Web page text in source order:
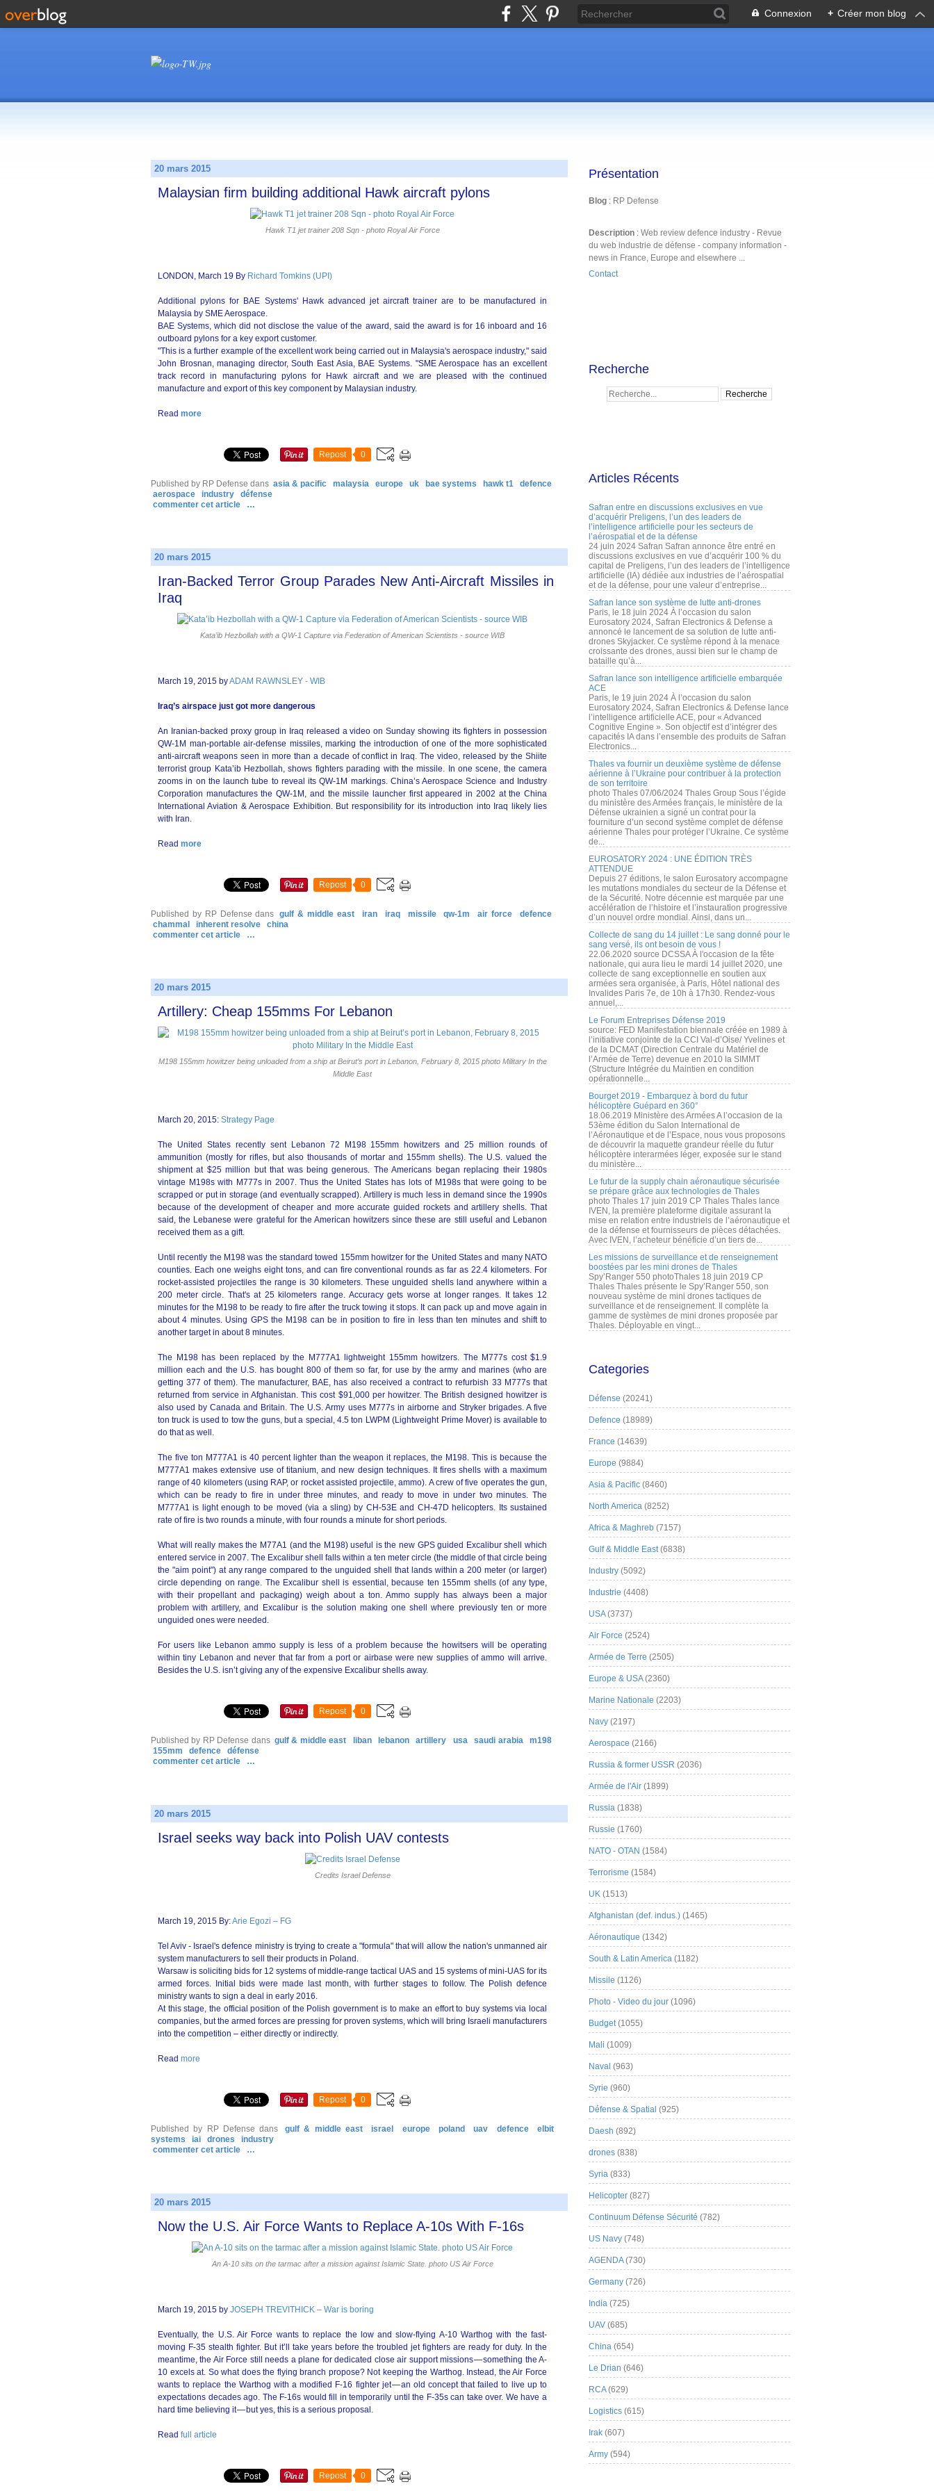
Connexion + Créer mon blog
20 mars 2015
Malaysian firm building additional Hawk aircraft pylons
Hawk T1 jet trainer 208 Sqn - photo Royal Air Force
LONDON, March 19 By Richard Tomkins (UPI)
Additional pylons for BAE Systems' Hawk advanced jet aircraft trainer are to be manufactured in
Malaysia by SME Aerospace.
BAE Systems, which did not disclose the value of the award, said the award is for 16 inboard and 16
outboard pylons for a key export customer.
"This is a further example of the excellent work being carried out in Malaysia's aerospace industry," said
John Brosnan, managing director, South East Asia, BAE Systems. "SME Aerospace has an excellent
track record in manufacturing pylons for Hawk aircraft and we are pleased with the continued
manufacture and export of this key component by Malaysian industry.
Read more
Repost 0
Published by RP Defense dans asia & pacific malaysia europe uk bae systems hawk t1
defence
aerospace
industry
défense
commenter cet article
…
20 mars 2015
Iran-Backed Terror Group Parades New Anti-Aircraft Missiles in
Iraq
Kata’ib Hezbollah with a QW-1 Capture via Federation of American Scientists - source WIB
March 19, 2015 byADAM RAWNSLEY - WIB
Iraq’s airspace just got more dangerous
An Iranian-backed proxy group in Iraq released a video on Sunday showing its fighters in possession
QW-1M man-portable air-defense missiles, marking the introduction of one of the more sophisticated
anti-aircraft weapons seen in more than a decade of conflict in Iraq. The video, released by the Shiite
terrorist group Kata’ib Hezbollah, shows fighters parading with the missile. In one scene, the camera
zooms in on the launch tube to reveal its QW-1M markings. China’s Aerospace Science and Industry
Corporation manufactures the QW-1M, and the missile launcher first appeared in 2002 at the China
International Aviation & Aerospace Exhibition. But responsibility for its introduction into Iraq likely lies
with Iran.
Read more
Repost 0
Published by RP Defense dans gulf & middle east iran iraq missile qw-1m air force
defence
chammal
inherent resolve
china
commenter cet article
…
20 mars 2015
Artillery: Cheap 155mms For Lebanon
M198 155mm howitzer being unloaded from a ship at Beirut’s port in Lebanon, February 8, 2015 photo Military In the
Middle East
March 20, 2015: Strategy Page
The United States recently sent Lebanon 72 M198 155mm howitzers and 25 million rounds of
ammunition (mostly for rifles, but also thousands of mortar and 155mm shells). The U.S. valued the
shipment at $25 million but that was being generous. The Americans began replacing their 1980s
vintage M198s with M777s in 2007. Thus the United States has lots of M198s that were going to be
scrapped or put in storage (and eventually scrapped). Artillery is much less in demand since the 1990s
because of the development of cheaper and more accurate guided rockets and artillery shells. That
said, the Lebanese were grateful for the American howitzers since these are still useful and Lebanon
received them as a gift.
Until recently the M198 was the standard towed 155mm howitzer for the United States and many NATO
counties. Each one weighs eight tons, and can fire conventional rounds as far as 22.4 kilometers. For
rocket-assisted projectiles the range is 30 kilometers. These unguided shells land anywhere within a
200 meter circle. That's at 25 kilometers range. Accuracy gets worse at longer ranges. It takes 12
minutes for the M198 to be ready to fire after the truck towing it stops. It can pack up and move again in
about 4 minutes. Using GPS the M198 can be in position to fire in less than ten minutes and shift to
another target in about 8 minutes.
The M198 has been replaced by the M777A1 lightweight 155mm howitzers. The M777s cost $1.9
million each and the U.S. has bought 800 of them so far, for use by the army and marines (who are
getting 377 of them). The manufacturer, BAE, has also received a contract to refurbish 33 M777s that
returned from service in Afghanistan. This cost $91,000 per howitzer. The British designed howitzer is
also used by Canada and Britain. The U.S. Army uses M777s in airborne and Stryker brigades. A five
ton truck is used to tow the guns, but a special, 4.5 ton LWPM (Lightweight Prime Mover) is available to
do that as well.
The five ton M777A1 is 40 percent lighter than the weapon it replaces, the M198. This is because the
M777A1 makes extensive use of titanium, and new design techniques. It fires shells with a maximum
range of 40 kilometers (using RAP, or rocket assisted projectile, ammo). A crew of five operates the gun,
which can be ready to fire in under three minutes, and ready to move in under two minutes. The
M777A1 is light enough to be moved (via a sling) by CH-53E and CH-47D helicopters. Its sustained
rate of fire is two rounds a minute, with four rounds a minute for short periods.
What will really makes the M77A1 (and the M198) useful is the new GPS guided Excalibur shell which
entered service in 2007. The Excalibur shell falls within a ten meter circle (the middle of that circle being
the "aim point") at any range compared to the unguided shell that lands within a 200 meter (or larger)
circle depending on range. The Excalibur shell is essential, because ten 155mm shells (of any type,
with their propellant and packaging) weigh about a ton. Ammo supply has always been a major
problem with artillery, and Excalibur is the solution making one shell where previously ten or more
unguided ones were needed.
For users like Lebanon ammo supply is less of a problem because the howitsers will be operating
within tiny Lebanon and never that far from a port or airbase were new supplies of ammo will arrive.
Besides the U.S. isn’t giving any of the expensive Excalibur shells away.
Repost 0
Published by RP Defense dans gulf & middle east liban lebanon artillery usa saudi arabia
m198
155mm
defence
défense
commenter cet article
…
20 mars 2015
Israel seeks way back into Polish UAV contests
Credits Israel Defense
March 19, 2015 By:Arie Egozi – FG
Tel Aviv - Israel's defence ministry is trying to create a "formula" that will allow the nation's unmanned air
system manufacturers to sell their products in Poland.
Warsaw is soliciting bids for 12 systems of middle-range tactical UAS and 15 systems of mini-UAS for its
armed forces. Initial bids were made last month, with further stages to follow. The Polish defence
ministry wants to sign a deal in early 2016.
At this stage, the official position of the Polish government is to make an effort to buy systems via local
companies, but the armed forces are pressing for proven systems, which will bring Israeli manufacturers
into the competition – either directly or indirectly.
Read more
Repost 0
Published by RP Defense dans gulf & middle east israel europe poland uav defence
elbit
systems
iai drones
industry
commenter cet article
…
20 mars 2015
Now the U.S. Air Force Wants to Replace A-10s With F-16s
An A-10 sits on the tarmac after a mission against Islamic State. photo US Air Force
March 19, 2015 by JOSEPH TREVITHICK – War is boring
Eventually, the U.S. Air Force wants to replace the low and slow-flying A-10 Warthog with the fast-
moving F-35 stealth fighter. But it’ll take years before the troubled jet fighters are ready for duty. In the
meantime, the Air Force still needs a plane for dedicated close air support missions — something the A-
10 excels at. So what does the flying branch propose? Not keeping the Warthog. Instead, the Air Force
wants to replace the Warthog with a modified F-16 fighter jet — an old concept that failed to live up to
expectations decades ago. The F-16s would fill in temporarily until the F-35s can take over. We have a
hard time believing it — but yes, this is a serious proposal.
Read full article
Repost 0
Présentation
Blog : RP Defense
Description : Web review defence industry - Revue
du web industrie de défense - company information -
news in France, Europe and elsewhere ...
Contact
Recherche
Articles Récents
Safran entre en discussions exclusives en vue
d’acquérir Preligens, l’un des leaders de
l’intelligence artificielle pour les secteurs de
l’aérospatial et de la défense
24 juin 2024 Safran Safran annonce être entré en
discussions exclusives en vue d’acquérir 100 % du
capital de Preligens, l’un des leaders de l’intelligence
artificielle (IA) dédiée aux industries de l’aérospatial
et de la défense, pour une valeur d’entreprise...
Safran lance son système de lutte anti-drones
Paris, le 18 juin 2024 À l’occasion du salon
Eurosatory 2024, Safran Electronics & Defense a
annoncé le lancement de sa solution de lutte anti-
drones Skyjacker. Ce système répond à la menace
croissante des drones, aussi bien sur le champ de
bataille qu’à...
Safran lance son intelligence artificielle embarquée
ACE
Paris, le 19 juin 2024 À l’occasion du salon
Eurosatory 2024, Safran Electronics & Defense lance
l’intelligence artificielle ACE, pour « Advanced
Cognitive Engine ». Son objectif est d’intégrer des
capacités IA dans l’ensemble des produits de Safran
Electronics...
Thales va fournir un deuxième système de défense
aérienne à l’Ukraine pour contribuer à la protection
de son territoire
photo Thales 07/06/2024 Thales Group Sous l’égide
du ministère des Armées français, le ministère de la
Défense ukrainien a signé un contrat pour la
fourniture d’un second système complet de défense
aérienne Thales pour protéger l’Ukraine. Ce système
de...
EUROSATORY 2024 : UNE ÉDITION TRÈS
ATTENDUE
Depuis 27 éditions, le salon Eurosatory accompagne
les mutations mondiales du secteur de la Défense et
de la Sécurité. Notre décennie est marquée par une
accélération de l’histoire et l’instauration progressive
d’un nouvel ordre mondial. Ainsi, dans un...
Collecte de sang du 14 juillet : Le sang donné pour le
sang versé, ils ont besoin de vous !
22.06.2020 source DCSSA À l'occasion de la fête
nationale, qui aura lieu le mardi 14 juillet 2020, une
collecte de sang exceptionnelle en soutien aux
armées sera organisée, à Paris, Hôtel national des
Invalides Paris 7e, de 10h à 17h30. Rendez-vous
annuel,...
Le Forum Entreprises Défense 2019
source: FED Manifestation biennale créée en 1989 à
l’initiative conjointe de la CCI Val-d’Oise/ Yvelines et
de la DCMAT (Direction Centrale du Matériel de
l’Armée de Terre) devenue en 2010 la SIMMT
(Structure Intégrée du Maintien en condition
opérationnelle...
Bourget 2019 - Embarquez à bord du futur
hélicoptère Guépard en 360°
18.06.2019 Ministère des Armées A l’occasion de la
53ème édition du Salon International de
l’Aéronautique et de l’Espace, nous vous proposons
de découvrir la maquette grandeur réelle du futur
hélicoptère interarmées léger, exposée sur le stand
du ministère...
Le futur de la supply chain aéronautique sécurisée
se prépare grâce aux technologies de Thales
photo Thales 17 juin 2019 CP Thales Thales lance
IVEN, la première plateforme digitale assurant la
mise en relation entre industriels de l’aéronautique et
de la défense et fournisseurs de pièces détachées.
Avec IVEN, l’acheteur bénéficie d’un tiers de...
Les missions de surveillance et de renseignement
boostées par les mini drones de Thales
Spy’Ranger 550 photoThales 18 juin 2019 CP
Thales Thales présente le Spy’Ranger 550, son
nouveau système de mini drones tactiques de
surveillance et de renseignement. Il complète la
gamme de systèmes de mini drones proposée par
Thales. Déployable en vingt...
Categories
Défense (20241)
Defence (18989)
France (14639)
Europe (9884)
Asia & Pacific (8460)
North America (8252)
Africa & Maghreb (7157)
Gulf & Middle East(6838)
Industry (5092)
Industrie (4408)
USA(3737)
Air Force (2524)
Armée de Terre (2505)
Europe & USA(2360)
Marine Nationale (2203)
Navy (2197)
Aerospace (2166)
Russia & former USSR (2036)
Armée de l'Air (1899)
Russia (1838)
Russie (1760)
NATO - OTAN (1584)
Terrorisme (1584)
UK (1513)
Afghanistan (def. indus.) (1465)
Aéronautique (1342)
South & Latin America (1182)
Missile (1126)
Photo - Video du jour (1096)
Budget(1055)
Mali (1009)
Naval (963)
Syrie (960)
Défense & Spatial (925)
Daesh (892)
drones (838)
Syria (833)
Helicopter (827)
Continuum Défense Sécurité (782)
US Navy (748)
AGENDA(730)
Germany (726)
India (725)
UAV (685)
China (654)
Le Drian (646)
RCA(629)
Logistics (615)
Irak (607)
Army (594)